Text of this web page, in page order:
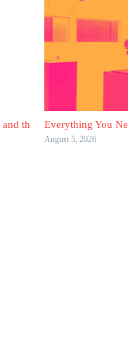
th
Everything You
August 5, 2026